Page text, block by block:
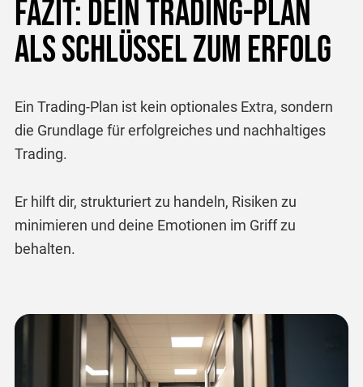
Fazit: Dein Trading-Plan
als Schlüssel zum Erfolg
Ein Trading-Plan ist kein optionales Extra, sondern
die Grundlage für erfolgreiches und nachhaltiges
Trading.
Er hilft dir, strukturiert zu handeln, Risiken zu
minimieren und deine Emotionen im Griff zu
behalten.